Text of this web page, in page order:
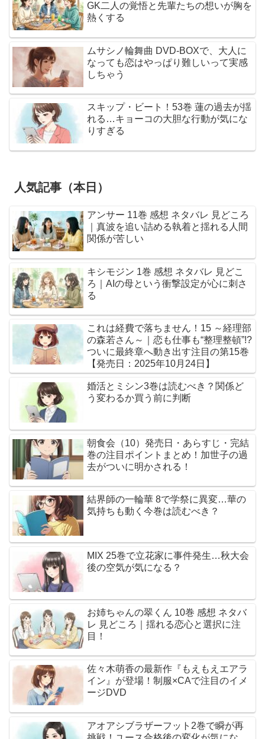
GK二人の覚悟と先輩たちの想いが胸を
熱くする
ムサシノ輪舞曲 DVD-BOXで、大人に
なっても恋はやっぱり難しいって実感
しちゃう
スキップ・ビート！53巻 蓮の過去が揺
れる…キョーコの大胆な行動が気にな
りすぎる
人気記事（本日）
アンサー 11巻 感想 ネタバレ 見どころ
｜真波を追い詰める執着と揺れる人間
関係が苦しい
キシモジン 1巻 感想 ネタバレ 見どこ
ろ｜AIの母という衝撃設定が心に刺さ
る
これは経費で落ちません！15 ～経理部
の森若さん～｜恋も仕事も“整理整頓”!?
ついに最終章へ動き出す注目の第15巻
【発売日：2025年10月24日】
婚活とミシン3巻は読むべき？関係ど
う変わるか買う前に判断
朝食会（10）発売日・あらすじ・完結
巻の注目ポイントまとめ！加世子の過
去がついに明かされる！
結界師の一輪華 8で学祭に異変…華の
気持ちも動く今巻は読むべき？
MIX 25巻で立花家に事件発生…秋大会
後の空気が気になる？
お姉ちゃんの翠くん 10巻 感想 ネタバ
レ 見どころ｜揺れる恋心と選択に注
目！
佐々木萌香の最新作『もえもえエアラ
イン』が登場！制服×CAで注目のイメ
ージDVD
アオアシブラザーフット2巻で瞬が再